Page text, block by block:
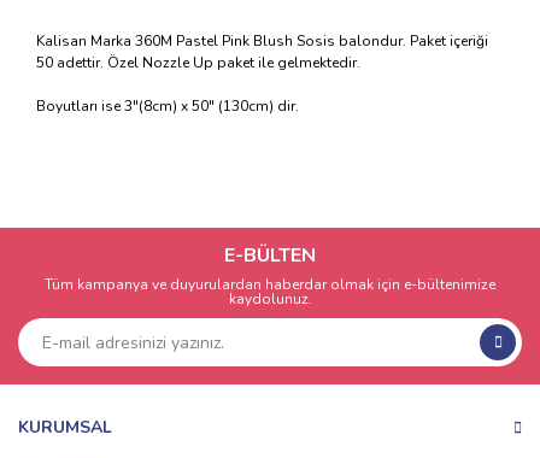
Kalisan Marka 360M Pastel Pink Blush Sosis balondur. Paket içeriği
50 adettir. Özel Nozzle Up paket ile gelmektedir.
Boyutları ise 3"(8cm) x 50" (130cm) dir.
E-BÜLTEN
Tüm kampanya ve duyurulardan haberdar olmak için e-bültenimize
kaydolunuz.
KURUMSAL